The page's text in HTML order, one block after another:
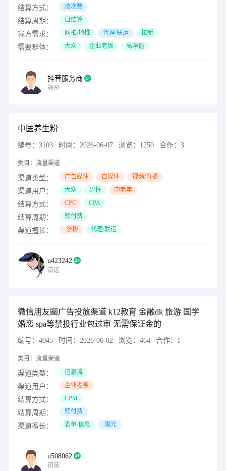
结算方式： 按次数
结算周期： 日结算
我方需求： 网推/地推 代理/联运 拉新
需要群体： 大众 企业老板 高净值
抖音服务商
赣州
中医养生粉
编号： 3103 时间： 2026-06-07 浏览： 1250 合作： 3
类目： 流量渠道
渠道类型： 广告媒体 自媒体 视频/直播
渠道用户： 大众 男性 中老年
结算方式： CPC CPA
结算周期： 预付费
渠道擅长： 涨粉 代理/联运
u423242
清远
微信朋友圈广告投放渠道 k12教育 金融dk 旅游 国学
婚恋 spa等禁投行业包过审 无需保证金的
编号： 4045 时间： 2026-06-02 浏览： 464 合作： 1
类目： 流量渠道
渠道类型： 信息流
渠道用户： 企业老板
结算方式： CPM
结算周期： 预付费
渠道擅长： 表单/信息 曝光
u508062
铜陵